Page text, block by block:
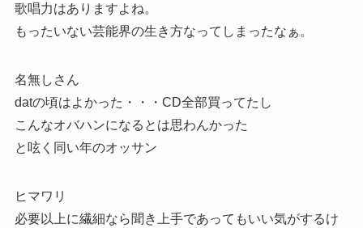
歌唱力はありますよね。
もったいない芸能界の生き方なってしまったなぁ。
名無しさん
datの頃はよかった・・・CD全部買ってたし
こんなオバハンになるとは思わんかった
と呟く同い年のオッサン
ヒマワリ
必要以上に繊細なら聞き上手であってもいい気がするけ